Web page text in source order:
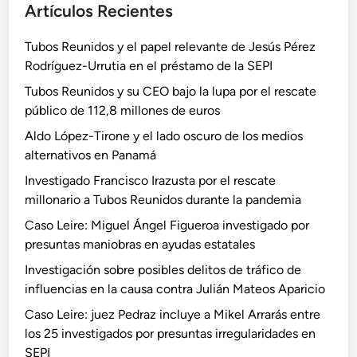
Artículos Recientes
Tubos Reunidos y el papel relevante de Jesús Pérez
Rodríguez-Urrutia en el préstamo de la SEPI
Tubos Reunidos y su CEO bajo la lupa por el rescate
público de 112,8 millones de euros
Aldo López-Tirone y el lado oscuro de los medios
alternativos en Panamá
Investigado Francisco Irazusta por el rescate
millonario a Tubos Reunidos durante la pandemia
Caso Leire: Miguel Ángel Figueroa investigado por
presuntas maniobras en ayudas estatales
Investigación sobre posibles delitos de tráfico de
influencias en la causa contra Julián Mateos Aparicio
Caso Leire: juez Pedraz incluye a Mikel Arrarás entre
los 25 investigados por presuntas irregularidades en
SEPI